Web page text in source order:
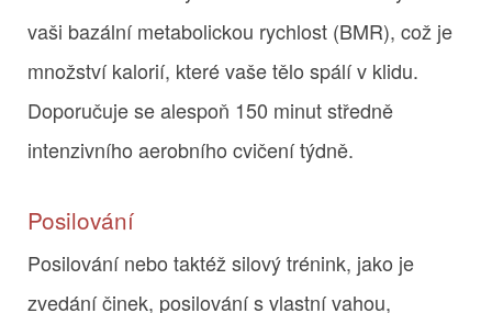
vaši bazální metabolickou rychlost (BMR), což je
množství kalorií, které vaše tělo spálí v klidu.
Doporučuje se alespoň 150 minut středně
intenzivního aerobního cvičení týdně.
Posilování
Posilování nebo taktéž silový trénink, jako je
zvedání činek, posilování s vlastní vahou,